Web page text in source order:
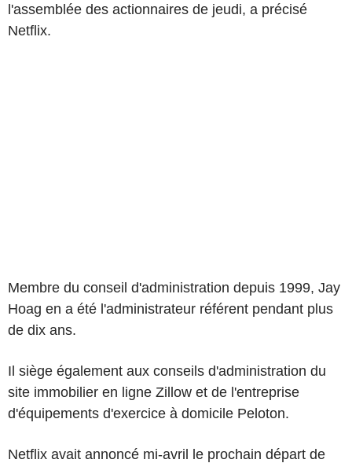
l'assemblée des actionnaires de jeudi, a précisé
Netflix.
Membre du conseil d'administration depuis 1999, Jay
Hoag en a été l'administrateur référent pendant plus
de dix ans.
Il siège également aux conseils d'administration du
site immobilier en ligne Zillow et de l'entreprise
d'équipements d'exercice à domicile Peloton.
Netflix avait annoncé mi-avril le prochain départ de